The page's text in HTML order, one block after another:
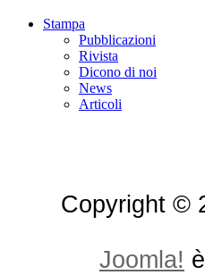
Stampa
Pubblicazioni
Rivista
Dicono di noi
News
Articoli
Copyright ©
Joomla!